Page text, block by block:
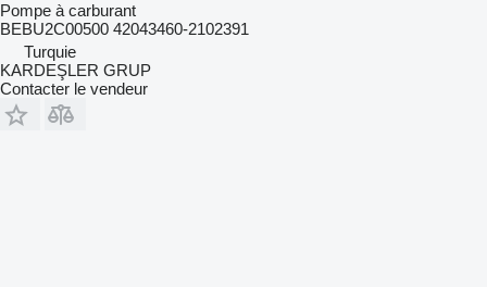
Pompe à carburant
BEBU2C00500 42043460-2102391
Turquie
KARDEŞLER GRUP
Contacter le vendeur